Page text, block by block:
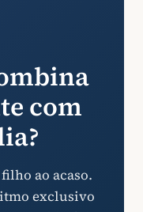
com
ao acaso.
exclusivo